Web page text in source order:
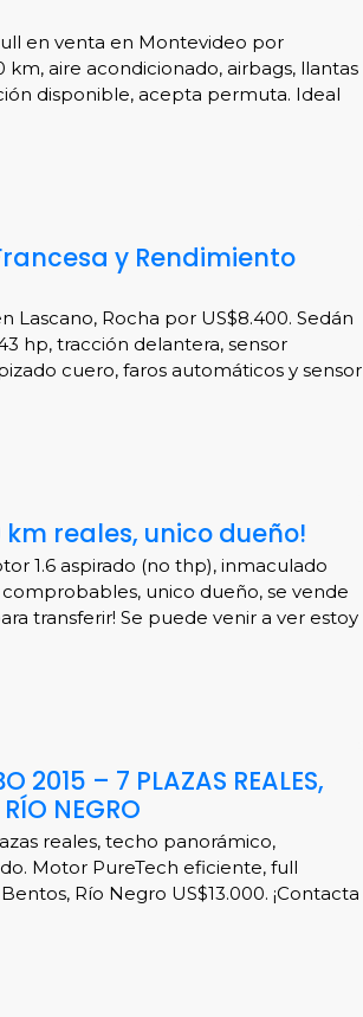
en venta en Montevideo por
km, aire acondicionado, airbags, llantas
disponible, acepta permuta. Ideal
y Rendimiento
Lascano, Rocha por US$8.400. Sedán
hp, tracción delantera, sensor
cuero, faros automáticos y sensor
km reales, unico dueño!
1.6 aspirado (no thp), inmaculado
unico dueño, se vende
transferir! Se puede venir a ver estoy
2015 – 7 PLAZAS REALES,
NEGRO
reales, techo panorámico,
Motor PureTech eficiente, full
Río Negro US$13.000. ¡Contacta